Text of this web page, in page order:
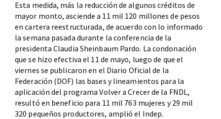
Esta medida, más la reducción de algunos créditos de
mayor monto, asciende a 11 mil 120 millones de pesos
en cartera reestructurada, de acuerdo con lo informado
la semana pasada durante la conferencia de la
presidenta Claudia Sheinbaum Pardo. La condonación
que se hizo efectiva el 11 de mayo, luego de que el
viernes se publicaron en el Diario Oficial de la
Federación (DOF) las bases y lineamientos para la
aplicación del programa Volver a Crecer de la FNDL,
resultó en beneficio para 11 mil 763 mujeres y 29 mil
320 pequeños productores, amplió el Indep.